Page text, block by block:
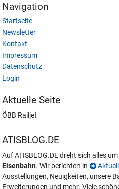
Navigation
Startseite
Newsletter
Kontakt
Impressum
Datenschutz
Login
Aktuelle Seite
ÖBB Railjet
ATISBLOG.DE
Auf ATISBLOG.DE dreht sich alles
Eisenbahn. Wir berichten in
Ausstellungen, Neuigkeiten, unsere
Erweiterungen und mehr. Viele